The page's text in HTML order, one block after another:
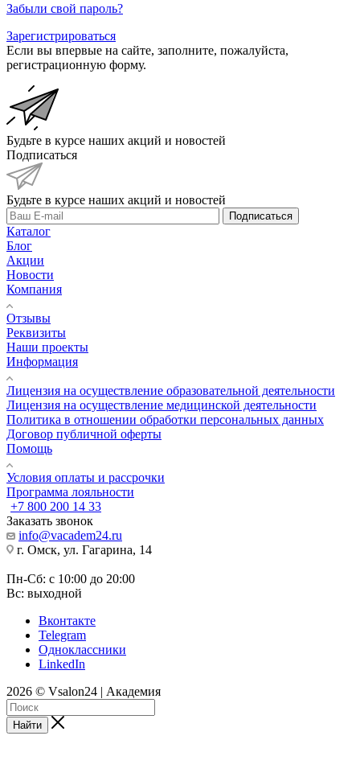
Забыли свой пароль?
Зарегистрироваться
Если вы впервые на сайте, заполните, пожалуйста,
регистрационную форму.
Будьте в курсе наших акций и новостей
Подписаться
Будьте в курсе наших акций и новостей
Подписаться
Каталог
Блог
Акции
Новости
Компания
Отзывы
Реквизиты
Наши проекты
Информация
Лицензия на осуществление образовательной деятельности
Лицензия на осуществление медицинской деятельности
Политика в отношении обработки персональных данных
Договор публичной оферты
Помощь
Условия оплаты и рассрочки
Программа лояльности
+7 800 200 14 33
Заказать звонок
info@vacadem24.ru
г. Омск, ул. Гагарина, 14
Пн-Сб: с 10:00 до 20:00
Вс: выходной
Вконтакте
Telegram
Одноклассники
LinkedIn
2026 © Vsalon24 | Академия
Найти